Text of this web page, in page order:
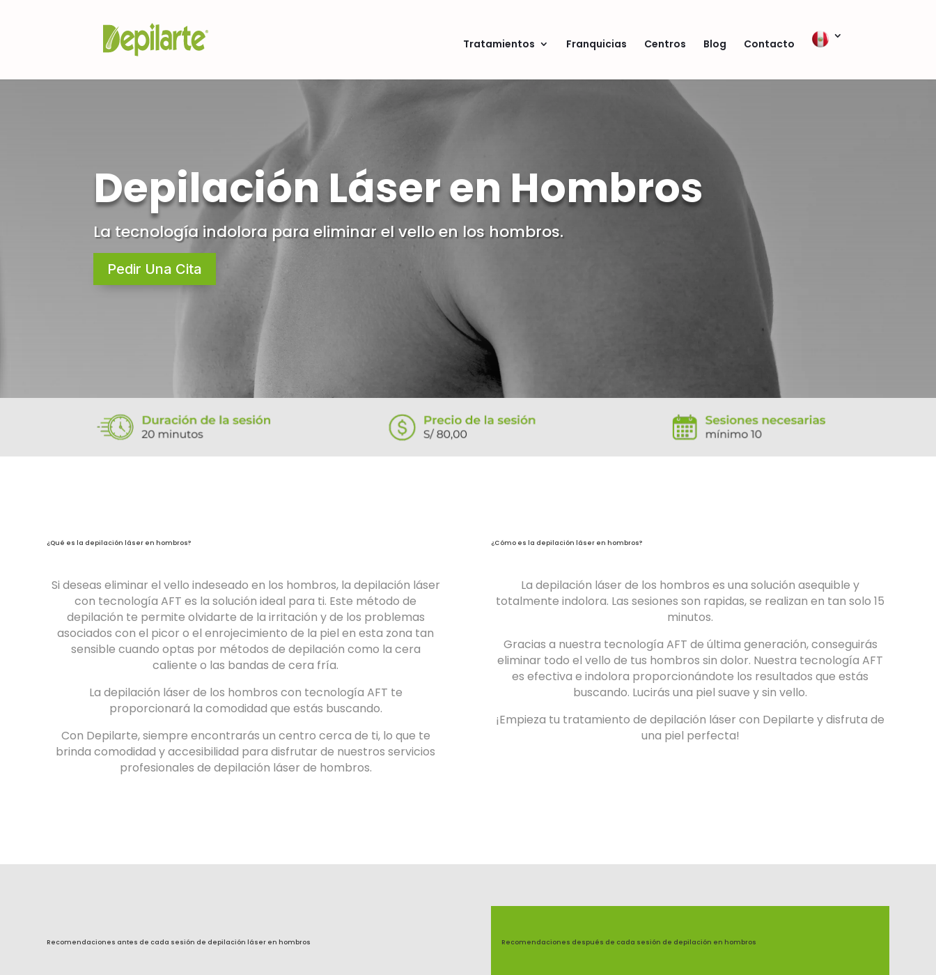
Tratamientos Franquicias Centros Blog Contacto
Depilación Láser en Hombros
La tecnología indolora para eliminar el vello en los hombros.
Pedir Una Cita
¿Qué es la depilación láser en hombros?
Si deseas eliminar el vello indeseado en los hombros, la depilación láser
con tecnología AFT es la solución ideal para ti. Este método de
depilación te permite olvidarte de la irritación y de los problemas
asociados con el picor o el enrojecimiento de la piel en esta zona tan
sensible cuando optas por métodos de depilación como la cera
caliente o las bandas de cera fría.
La depilación láser de los hombros con tecnología AFT te
proporcionará la comodidad que estás buscando.
Con Depilarte, siempre encontrarás un centro cerca de ti, lo que te
brinda comodidad y accesibilidad para disfrutar de nuestros servicios
profesionales de depilación láser de hombros.
¿Cómo es la depilación láser en hombros?
La depilación láser de los hombros es una solución asequible y
totalmente indolora. Las sesiones son rapidas, se realizan en tan solo 15
minutos.
Gracias a nuestra tecnología AFT de última generación, conseguirás
eliminar todo el vello de tus hombros sin dolor. Nuestra tecnología AFT
es efectiva e indolora proporcionándote los resultados que estás
buscando. Lucirás una piel suave y sin vello.
¡Empieza tu tratamiento de depilación láser con Depilarte y disfruta de
una piel perfecta!
Recomendaciones antes de cada sesión de depilación láser en hombros Recomendaciones después de cada sesión de depilación en hombros